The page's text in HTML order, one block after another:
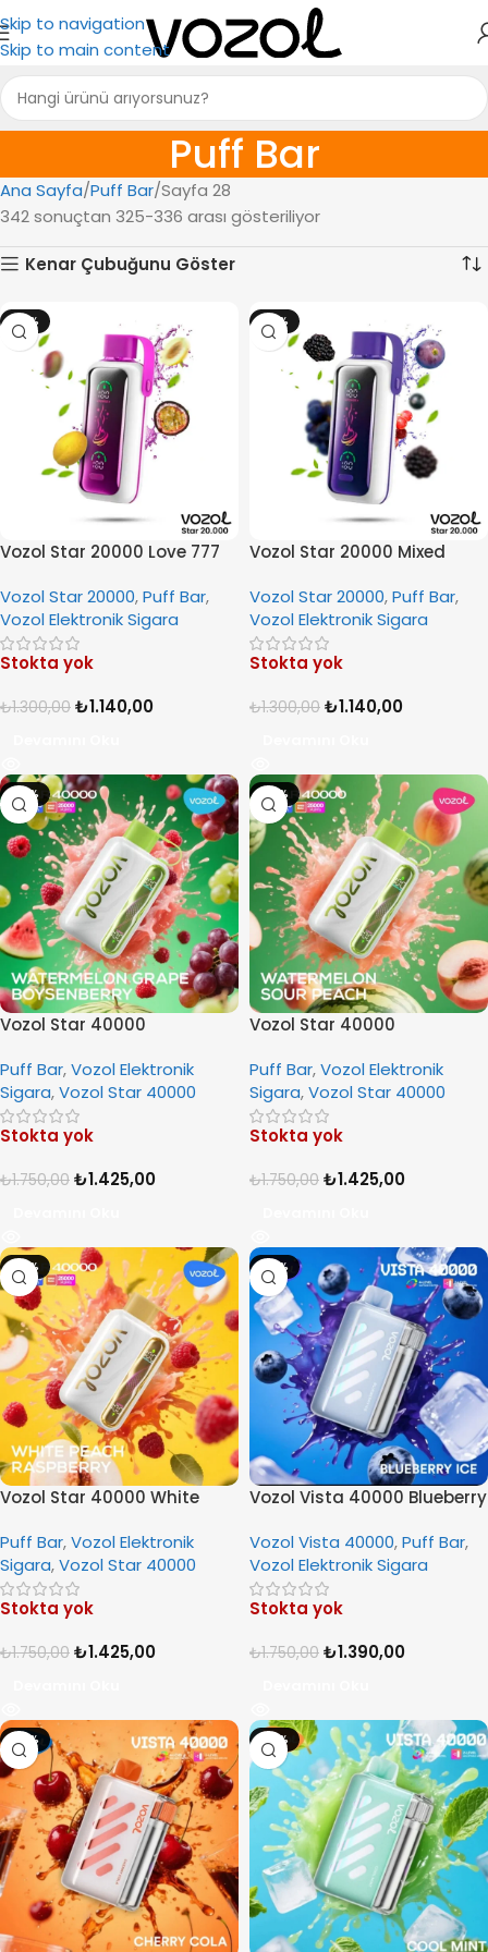
Skip to navigation
Skip to main content
Puff Bar
Ana Sayfa Puff Bar Sayfa 28
342 sonuçtan 325-336 arası gösteriliyor
Kenar Çubuğunu Göster
-12%
Vozol Star 20000 Love 777
Vozol Star 20000,Puff Bar,
Vozol Elektronik Sigara
Stokta yok
₺1.300,00 ₺1.140,00
-12%
Vozol Star 20000 Mixed
Vozol Star 20000,Puff Bar,
Vozol Elektronik Sigara
Stokta yok
₺1.300,00 ₺1.140,00
-19%
Vozol Star 40000
Boysenberry
Puff Bar,Vozol Elektronik
Sigara,Vozol Star 40000
Stokta yok
₺1.750,00 ₺1.425,00
-19%
Vozol Star 40000
Puff Bar,Vozol Elektronik
Sigara,Vozol Star 40000
Stokta yok
₺1.750,00 ₺1.425,00
-19%
Vozol Star 40000 White
Puff Bar,Vozol Elektronik
Sigara,Vozol Star 40000
Stokta yok
₺1.750,00 ₺1.425,00
-21%
Vozol Vista 40000 Blueberry
Vozol Vista 40000,Puff Bar,
Vozol Elektronik Sigara
Stokta yok
₺1.750,00 ₺1.390,00
-21% -21%